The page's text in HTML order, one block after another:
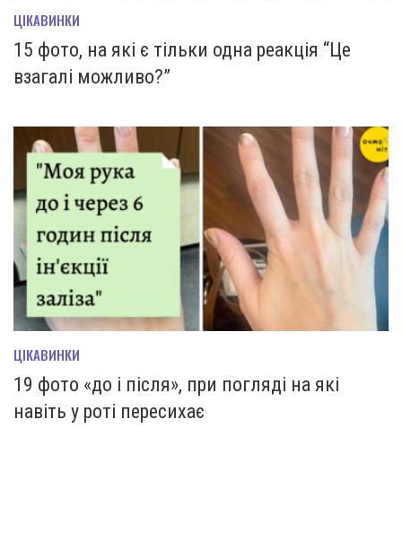
ЦІКАВИНКИ
15 фото, на які є тільки одна реакція “Це
взагалі можливо?”
ЦІКАВИНКИ
19 фото «до і після», при погляді на які
навіть у роті пересихає